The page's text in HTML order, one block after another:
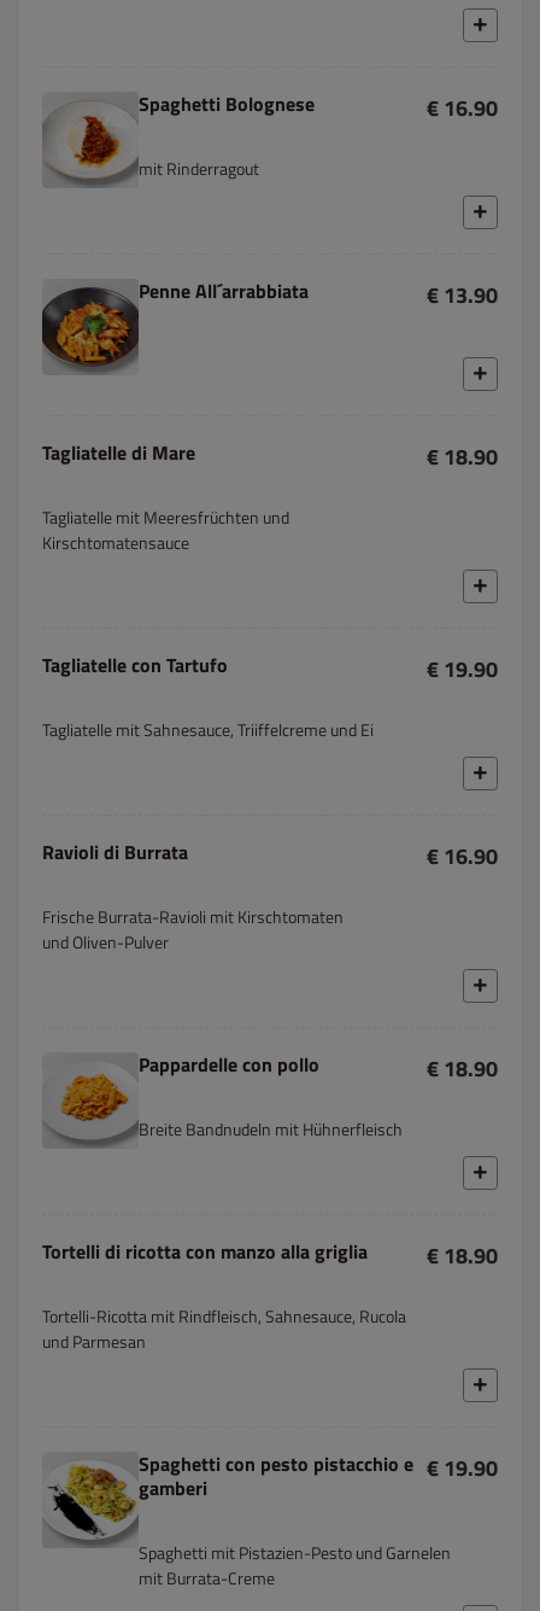
Spaghetti Bolognese € 16.90
mit Rinderragout
Penne All´arrabbiata € 13.90
Tagliatelle di Mare € 18.90
Tagliatelle mit Meeresfrüchten und
Kirschtomatensauce
Tagliatelle con Tartufo € 19.90
Tagliatelle mit Sahnesauce, Triiffelcreme und Ei
Ravioli di Burrata € 16.90
Frische Burrata-Ravioli mit Kirschtomaten
und Oliven-Pulver
Pappardelle con pollo € 18.90
Breite Bandnudeln mit Hühnerfleisch
Tortelli di ricotta con manzo alla griglia € 18.90
Tortelli-Ricotta mit Rindfleisch, Sahnesauce, Rucola
und Parmesan
Spaghetti con pesto pistacchio e
gamberi
€ 19.90
Spaghetti mit Pistazien-Pesto und Garnelen
mit Burrata-Creme